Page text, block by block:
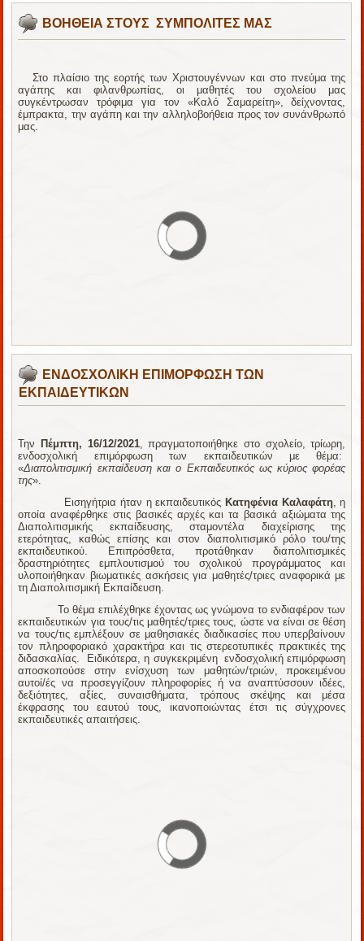
ΒΟΗΘΕΙΑ ΣΤΟΥΣ ΣΥΜΠΟΛΙΤΕΣ ΜΑΣ
Στο πλαίσιο της εορτής των Χριστουγέννων και στο πνεύμα της
αγάπης και φιλανθρωπίας, οι μαθητές του σχολείου μας
συγκέντρωσαν τρόφιμα για τον «Καλό Σαμαρείτη», δείχνοντας,
έμπρακτα, την αγάπη και την αλληλοβοήθεια προς τον συνάνθρωπό
μας.
ΕΝΔΟΣΧΟΛΙΚΗ ΕΠΙΜΟΡΦΩΣΗ ΤΩΝ
ΕΚΠΑΙΔΕΥΤΙΚΩΝ
Την Πέμπτη, 16/12/2021, πραγματοποιήθηκε στο σχολείο, τρίωρη,
ενδοσχολική επιμόρφωση των εκπαιδευτικών με θέμα:
«Διαπολιτισμική εκπαίδευση και ο Εκπαιδευτικός ως κύριος φορέας
της».
Εισηγήτρια ήταν η εκπαιδευτικός Κατηφένια Καλαφάτη, η
οποία αναφέρθηκε στις βασικές αρχές και τα βασικά αξιώματα της
Διαπολιτισμικής εκπαίδευσης, σταμοντέλα διαχείρισης της
ετερότητας, καθώς επίσης και στον διαπολιτισμικό ρόλο του/της
εκπαιδευτικού. Επιπρόσθετα, προτάθηκαν διαπολιτισμικές
δραστηριότητες εμπλουτισμού του σχολικού προγράμματος και
υλοποιήθηκαν βιωματικές ασκήσεις για μαθητές/τριες αναφορικά με
τη Διαπολιτισμική Εκπαίδευση.
Το θέμα επιλέχθηκε έχοντας ως γνώμονα το ενδιαφέρον των
εκπαιδευτικών για τους/τις μαθητές/τριες τους, ώστε να είναι σε θέση
να τους/τις εμπλέξουν σε μαθησιακές διαδικασίες που υπερβαίνουν
τον πληροφοριακό χαρακτήρα και τις στερεοτυπικές πρακτικές της
διδασκαλίας. Ειδικότερα, η συγκεκριμένη ενδοσχολική επιμόρφωση
αποσκοπούσε στην ενίσχυση των μαθητών/τριών, προκειμένου
αυτοί/ές να προσεγγίζουν πληροφορίες ή να αναπτύσσουν ιδέες,
δεξιότητες, αξίες, συναισθήματα, τρόπους σκέψης και μέσα
έκφρασης του εαυτού τους, ικανοποιώντας έτσι τις σύγχρονες
εκπαιδευτικές απαιτήσεις.